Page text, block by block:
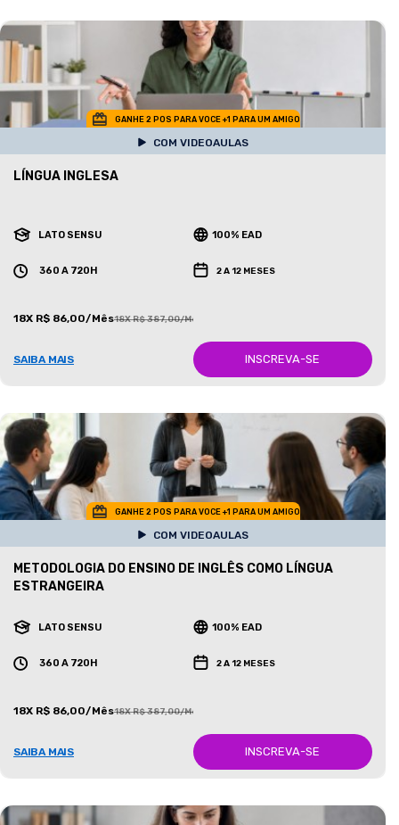
GANHE 2 POS PARA VOCE +1 PARA UM AMIGO
COM VIDEOAULAS
LÍNGUA INGLESA
LATO SENSU 100% EAD
360 A 720H 2 A 12 MESES
18X R$ 86,00/Mês18X R$ 387,00/Mês
SAIBA MAIS INSCREVA-SE
GANHE 2 POS PARA VOCE +1 PARA UM AMIGO
COM VIDEOAULAS
METODOLOGIA DO ENSINO DE INGLÊS COMO LÍNGUA
ESTRANGEIRA
LATO SENSU 100% EAD
360 A 720H 2 A 12 MESES
18X R$ 86,00/Mês18X R$ 387,00/Mês
SAIBA MAIS INSCREVA-SE